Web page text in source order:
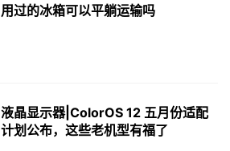
用过的冰箱可以平躺运输吗
液晶显示器|ColorOS 12 五月份适配
计划公布，这些老机型有福了